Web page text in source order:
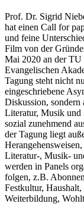
Prof. Dr. Sigrid
hat einen Call for
und feine
Film von der
Mai 2020 an der
Evangelischen
Tagung steht nicht
eingeschriebene
Diskussion, sondern
Literatur, Musik und
sozial zunehmend
der Tagung liegt
Literatur-, Musik-
werden in Panels
folgen, z.B.
Festkultur,
Weiterbildung,